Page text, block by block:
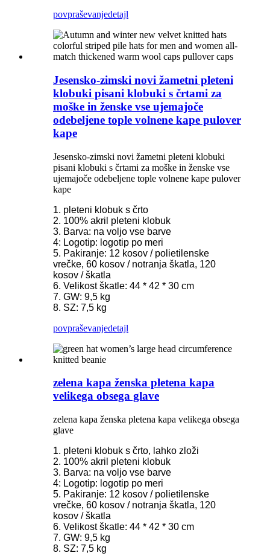
povpraševanjedetajl
Jesensko-zimski novi žametni pleteni
klobuki pisani klobuki s črtami za
moške in ženske vse ujemajoče
odebeljene tople volnene kape pulover
kape
Jesensko-zimski novi žametni pleteni klobuki
pisani klobuki s črtami za moške in ženske vse
ujemajoče odebeljene tople volnene kape pulover
kape
1. pleteni klobuk s črto
2. 100% akril pleteni klobuk
3. Barva: na voljo vse barve
4: Logotip: logotip po meri
5. Pakiranje: 12 kosov / polietilenske
vrečke, 60 kosov / notranja škatla, 120
kosov / škatla
6. Velikost škatle: 44 * 42 * 30 cm
7. GW: 9,5 kg
8. SZ: 7,5 kg
povpraševanjedetajl
zelena kapa ženska pletena kapa
velikega obsega glave
zelena kapa ženska pletena kapa velikega obsega
glave
1. pleteni klobuk s črto, lahko zloži
2. 100% akril pleteni klobuk
3. Barva: na voljo vse barve
4: Logotip: logotip po meri
5. Pakiranje: 12 kosov / polietilenske
vrečke, 60 kosov / notranja škatla, 120
kosov / škatla
6. Velikost škatle: 44 * 42 * 30 cm
7. GW: 9,5 kg
8. SZ: 7,5 kg